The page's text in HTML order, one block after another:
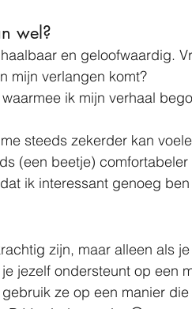
wel?
en geloofwaardig.
mijn verlangen komt?
ik mijn verhaal
me steeds zekerder kan
(een beetje)
dat ik interessant genoeg
zijn, maar alleen als
jezelf ondersteunt op een
ze op een manier